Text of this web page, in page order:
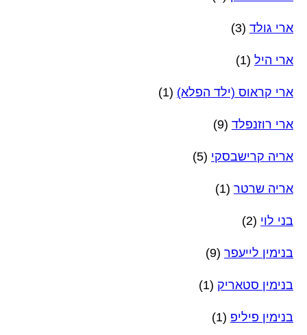
ארי גולד (3)
ארי היל (1)
ארי קראוס (ילד הפלא) (1)
ארי רוזנפלד (9)
אריה קרישבסקי (5)
אריה שרטר (1)
בני לוי (2)
בנימין לייעפר (9)
בנימין סטאריק (1)
בנימין פיליפ (1)